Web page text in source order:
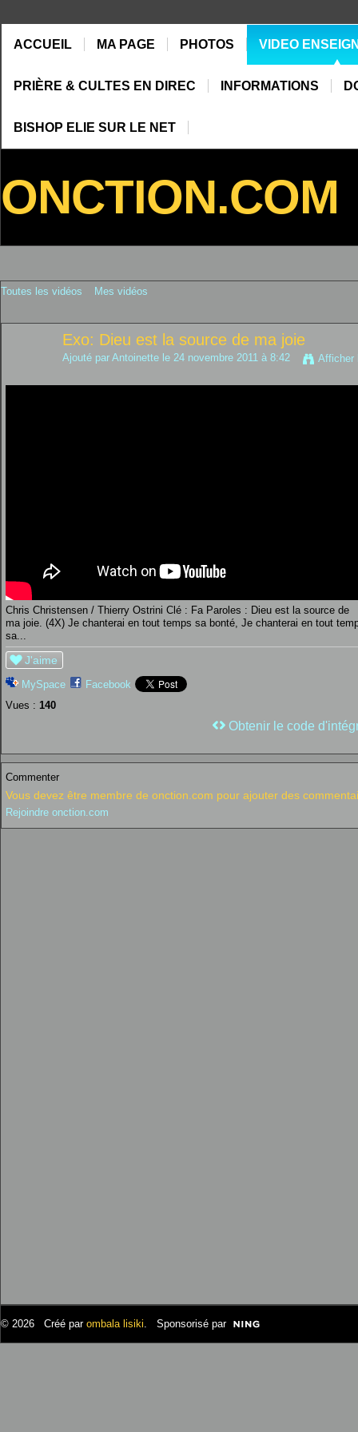
ACCUEIL MA PAGE PHOTOS VIDEO
PRIÈRE & CULTES EN DIREC INFORMATIONS
BISHOP ELIE SUR LE NET
ONCTION.COM
Toutes les vidéos Mes vidéos
Exo: Dieu est la source de ma joie
Ajouté par Antoinette le 24 novembre 2011 à 8:42 Afficher
Chris Christensen / Thierry Ostrini Clé : Fa Paroles : Dieu est la source de
ma joie. (4X) Je chanterai en tout temps sa bonté, Je chanterai en tout
sa...
J'aime
MySpace
Facebook
Vues : 140
Obtenir le code
Commenter
Vous devez être membre de onction.com pour ajouter des
Rejoindre onction.com
© 2026 Créé par ombala lisiki. Sponsorisé par